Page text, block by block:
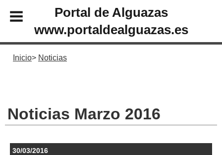
Portal de Alguazas
www.portaldealguazas.es
Inicio Noticias
Noticias Marzo 2016
30/03/2016